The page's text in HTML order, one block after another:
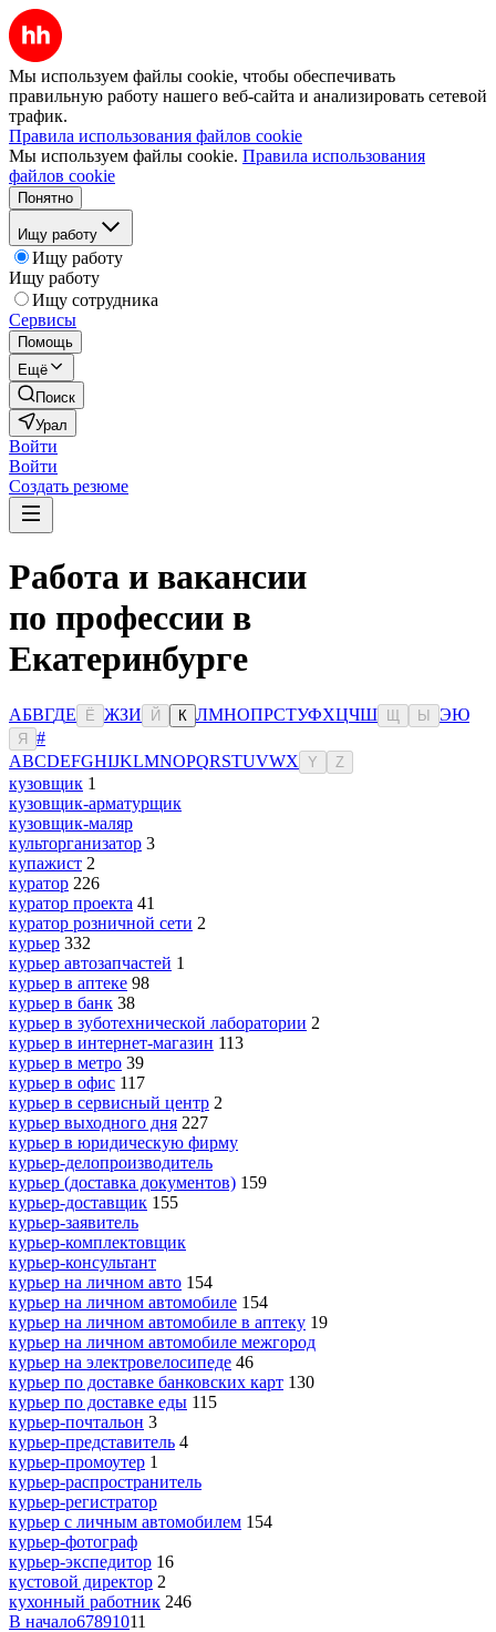
Мы используем файлы cookie, чтобы обеспечивать
правильную работу нашего веб-сайта и анализировать сетевой
трафик.
Правила использования файлов cookie
Мы используем файлы cookie. Правила использования
файлов cookie
Понятно
Ищу работу
Ищу работу
Ищу работу
Ищу сотрудника
Сервисы
Помощь
Ещё
Поиск
Урал
Войти
Войти
Создать резюме
Работа и вакансии
по профессии в
Екатеринбурге
АБВГДЕ Ё ЖЗИ Й К ЛМНОПРСТУФХЦЧШ Ы ЭЮ
Я
#
ABCDEFGHIJKLMNOPQRSTUVWX Y Z
кузовщик 1
кузовщик-арматурщик
кузовщик-маляр
культорганизатор 3
купажист 2
куратор 226
куратор проекта 41
куратор розничной сети 2
курьер 332
курьер автозапчастей 1
курьер в аптеке 98
курьер в банк 38
курьер в зуботехнической лаборатории 2
курьер в интернет-магазин 113
курьер в метро 39
курьер в офис 117
курьер в сервисный центр 2
курьер выходного дня 227
курьер в юридическую фирму
курьер-делопроизводитель
курьер (доставка документов) 159
курьер-доставщик 155
курьер-заявитель
курьер-комплектовщик
курьер-консультант
курьер на личном авто 154
курьер на личном автомобиле 154
курьер на личном автомобиле в аптеку 19
курьер на личном автомобиле межгород
курьер на электровелосипеде 46
курьер по доставке банковских карт 130
курьер по доставке еды 115
курьер-почтальон 3
курьер-представитель 4
курьер-промоутер 1
курьер-распространитель
курьер-регистратор
курьер с личным автомобилем 154
курьер-фотограф
курьер-экспедитор 16
кустовой директор 2
кухонный работник 246
В начало67891011